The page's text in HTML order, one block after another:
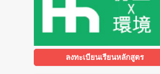
ลงทะเบียนเรียนหลักสูตร